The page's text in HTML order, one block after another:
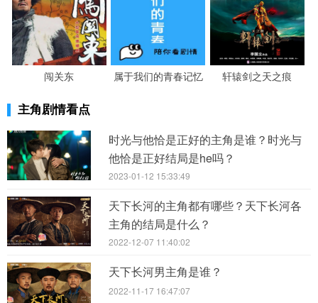
闯关东 属于我们的青春记忆 轩辕剑之天之痕
主角剧情看点
时光与他恰是正好的主角是谁？时光与
他恰是正好结局是he吗？
2023-01-12 15:33:49
天下长河的主角都有哪些？天下长河各
主角的结局是什么？
2022-12-07 11:40:02
天下长河男主角是谁？
2022-11-17 16:47:07